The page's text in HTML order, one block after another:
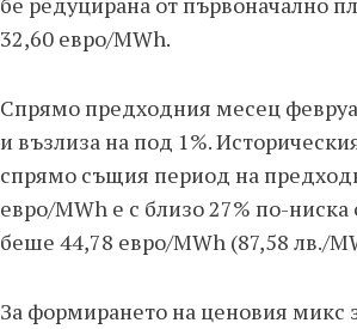
32,60 евро/MWh.
Спрямо предходния месец
и възлиза на под 1%.
спрямо същия период на
евро/MWh е с близо 27% по-ниска
беше 44,78 евро/MWh (87,58 лв./
За формирането на ценовия микс